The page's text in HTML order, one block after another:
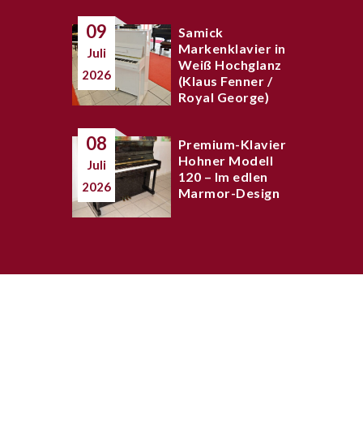
09
Juli
2026
Samick
Markenklavier in
Weiß Hochglanz
(Klaus Fenner /
Royal George)
08
Juli
2026
Premium-Klavier
Hohner Modell
120 – Im edlen
Marmor-Design